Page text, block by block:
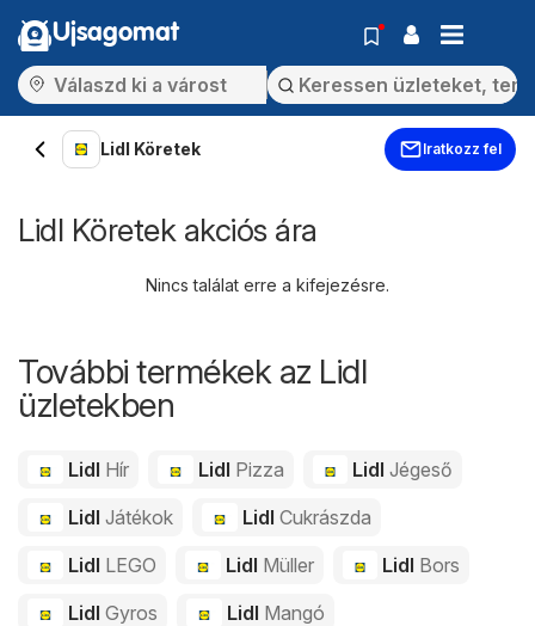
Ujsagomat
Lidl Köretek Iratkozz fel
Lidl Köretek akciós ára
Nincs találat erre a kifejezésre.
További termékek az Lidl
üzletekben
Lidl Hír Lidl Pizza LidlJégeső
Lidl Játékok Lidl Cukrászda
Lidl LEGO Lidl Müller Lidl Bors
Lidl Gyros Lidl Mangó